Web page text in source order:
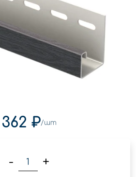
362 ₽/шт
- +